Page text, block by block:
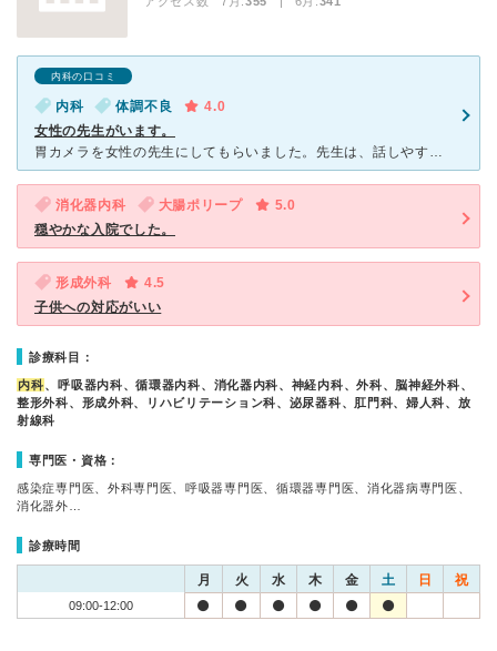
内科の口コミ
内科 体調不良
4.0
女性の先生がいます。
胃カメラを女性の先生にしてもらいました。先生は、話しやすく優しい方でした。予約してから胃カメラをしてもらったので、待ち時間は少なかったです。しかし、胃カメラの予約が電話では出来なかったのが残念でした。
消化器内科 大腸ポリープ
5.0
穏やかな入院でした。
形成外科
4.5
子供への対応がいい
診療科目：
内科、呼吸器内科、循環器内科、消化器内科、神経内科、外科、脳神経外科、
整形外科、形成外科、リハビリテーション科、泌尿器科、肛門科、婦人科、放
射線科
専門医・資格：
感染症専門医、外科専門医、呼吸器専門医、循環器専門医、消化器病専門医、
消化器外…
診療時間
月 火 水 木 金 土 日 祝
09:00-12:00